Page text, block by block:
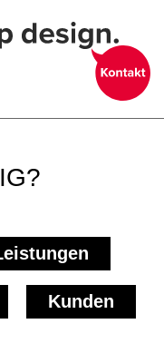
Kunden